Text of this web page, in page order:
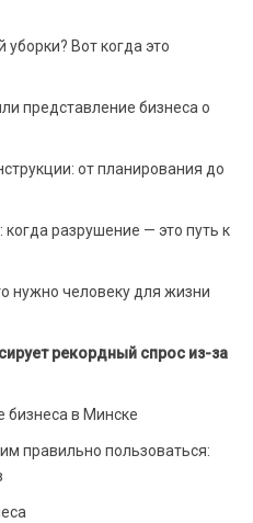
уборки? Вот когда это
представление бизнеса о
от планирования до
разрушение — это путь к
нужно человеку для жизни
рекордный спрос из-за
бизнеса в Минске
правильно пользоваться: